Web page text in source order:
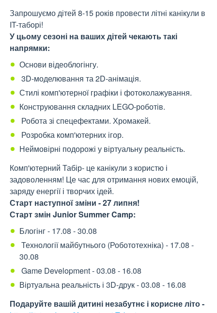
Запрошуємо дітей 8-15 років провести літні канікули в
IT-таборі!
У цьому сезоні на ваших дітей чекають такі
напрямки:
Основи відеоблогінгу.
3D-моделювання та 2D-анімація.
Стилі комп'ютерної графіки і фотоколажування.
Конструювання складних LEGO-роботів.
Робота зі спецефектами. Хромакей.
Розробка комп'ютерних ігор.
Неймовірні подорожі у віртуальну реальність.
Комп'ютерний Табір- це канікули з користю і
задоволенням! Це час для отримання нових емоцій,
заряду енергії і творчих ідей.
Старт наступної зміни - 27 липня!
Старт змін Junior Summer Camp:
Блогінг - 17.08 - 30.08
Технології майбутнього (Робототехніка) - 17.08 -
30.08
Game Development - 03.08 - 16.08
Віртуальна реальність і 3D-друк - 03.08 - 16.08
Подаруйте вашій дитині незабутнє і корисне літо -